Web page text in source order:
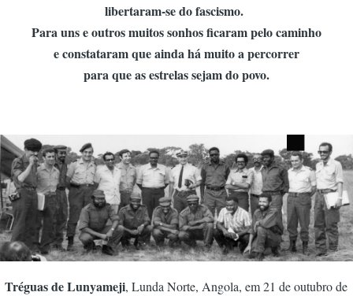
libertaram-se do fascismo.
Para uns e outros muitos sonhos ficaram pelo caminho
e constataram que ainda há muito a percorrer
para que as estrelas sejam do povo.
Tréguas de Lunyameji, Lunda Norte, Angola, em 21 de outubro de